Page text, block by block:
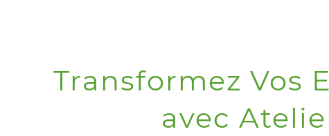
Transformez Vos
avec